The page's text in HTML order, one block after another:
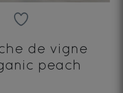
de vigne
peach